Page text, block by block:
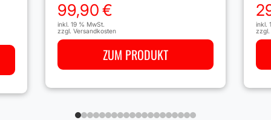
99,90€
inkl. 19 % MwSt.
zzgl. Versandkosten
ZUM PRODUKT
inkl.
zzgl.